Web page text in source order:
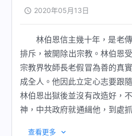
2020年05月13日
林伯恩信主幾十年，是老
排斥，被開除出宗教。林伯恩
宗教界牧師長老假冒為善的真
成全人。他因此立定心志要跟
林伯恩出獄後並沒有改造好，
神，中共政府就通緝他，到處
查看更多